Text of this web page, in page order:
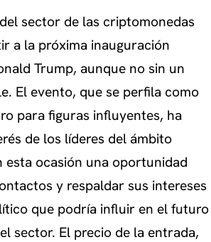
sector de las criptomonedas
a la próxima inauguración
Trump, aunque no sin un
El evento, que se perfila como
para figuras influyentes, ha
de los líderes del ámbito
esta ocasión una oportunidad
y respaldar sus intereses
que podría influir en el futuro
sector. El precio de la entrada,